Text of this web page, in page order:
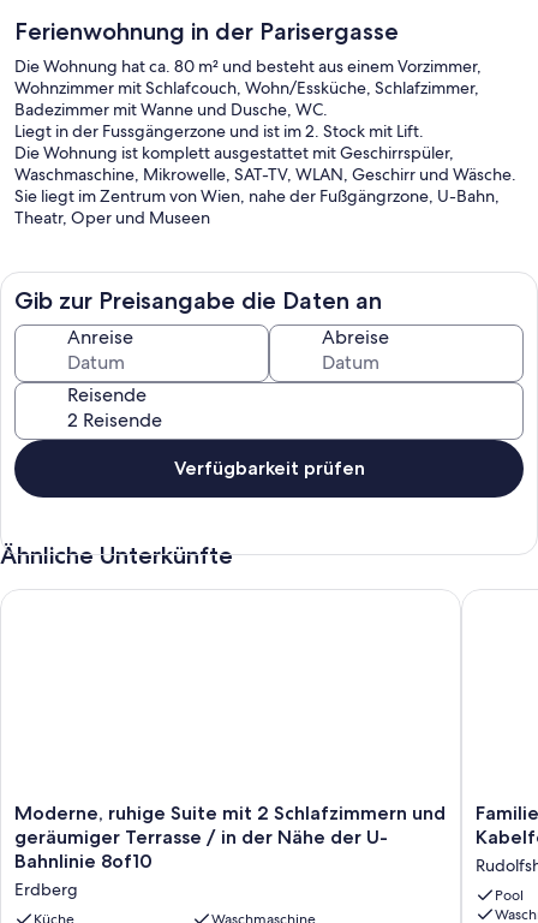
Ferienwohnung in der Parisergasse
Die Wohnung hat ca. 80 m² und besteht aus einem Vorzimmer,
Wohnzimmer mit Schlafcouch, Wohn/Essküche, Schlafzimmer,
Badezimmer mit Wanne und Dusche, WC.
Liegt in der Fussgängerzone und ist im 2. Stock mit Lift.
Die Wohnung ist komplett ausgestattet mit Geschirrspüler,
Waschmaschine, Mikrowelle, SAT-TV, WLAN, Geschirr und Wäsche.
Sie liegt im Zentrum von Wien, nahe der Fußgängrzone, U-Bahn,
Theatr, Oper und Museen
Gib zur Preisangabe die Daten an
Anreise Abreise
Reisende
Verfügbarkeit prüfen
Ähnliche Unterkünfte
Moderne,
ruhige
Suite
mit
2
Schlafzimmern
Moderne, ruhige Suite mit 2 Schlafzimmern und
geräumiger Terrasse / in der Nähe der U-
Bahnlinie 8of10
Erdberg
Moderne, ruhige Suite mit 2 Schlafzimmern und geräumiger
mit
Pool